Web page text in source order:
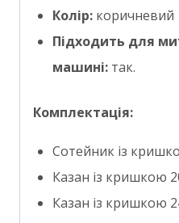
Колір: коричневий
Підходить для
машині: так.
Комплектація:
Сотейник із
Казан із кришкою
Казан із кришкою